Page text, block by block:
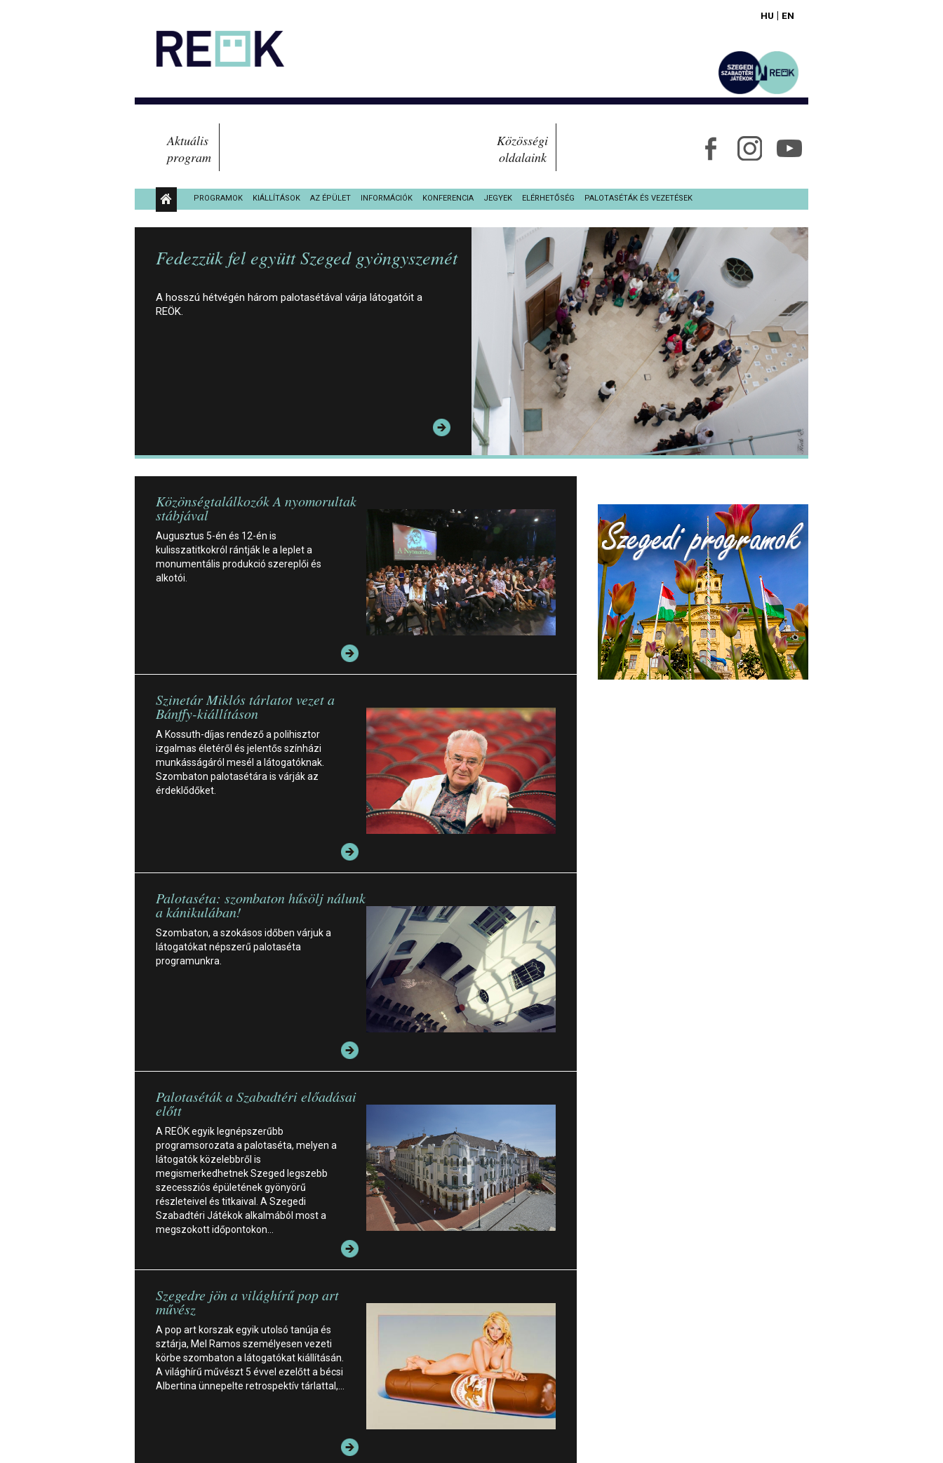
Aktuális
program
Közösségi
oldalaink
HU | EN
PROGRAMOK KIÁLLÍTÁSOK AZ ÉPÜLET INFORMÁCIÓK KONFERENCIA JEGYEK ELÉRHETŐSÉG PALOTASÉTÁK ÉS VEZETÉSEK
KÖZÉRDEKŰ ADATOK
Fedezzük fel együtt Szeged gyöngyszemét
A hosszú hétvégén három palotasétával várja látogatóit a
REÖK.
Közönségtalálkozók A nyomorultak
stábjával
Augusztus 5-én és 12-én is
kulisszatitkokról rántják le a leplet a
monumentális produkció szereplői és
alkotói.
Szinetár Miklós tárlatot vezet a
Bánffy-kiállításon
A Kossuth-díjas rendező a polihisztor
izgalmas életéről és jelentős színházi
munkásságáról mesél a látogatóknak.
Szombaton palotasétára is várják az
érdeklődőket.
Palotaséta: szombaton hűsölj nálunk
a kánikulában!
Szombaton, a szokásos időben várjuk a
látogatókat népszerű palotaséta
programunkra.
Palotaséták a Szabadtéri előadásai
előtt
A REÖK egyik legnépszerűbb
programsorozata a palotaséta, melyen a
látogatók közelebbről is
megismerkedhetnek Szeged legszebb
szecessziós épületének gyönyörű
részleteivel és titkaival. A Szegedi
Szabadtéri Játékok alkalmából most a
megszokott időpontokon…
Szegedre jön a világhírű pop art
művész
A pop art korszak egyik utolsó tanúja és
sztárja, Mel Ramos személyesen vezeti
körbe szombaton a látogatókat kiállításán.
A világhírű művészt 5 évvel ezelőtt a bécsi
Albertina ünnepelte retrospektív tárlattal,…